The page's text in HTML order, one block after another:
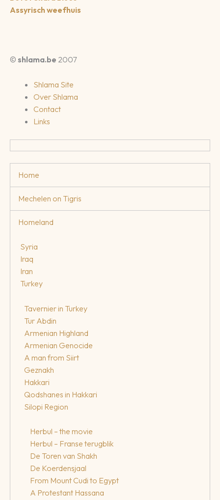
Assyrisch weefhuis
© shlama.be 2007
Shlama Site
Over Shlama
Contact
Links
Home
Mechelen on Tigris
Homeland
Syria
Iraq
Iran
Turkey
Tavernier in Turkey
Tur Abdin
Armenian Highland
Armenian Genocide
A man from Siirt
Geznakh
Hakkari
Qodshanes in Hakkari
Silopi Region
Herbul – the movie
Herbul – Franse terugblik
De Toren van Shakh
De Koerdensjaal
From Mount Cudi to Egypt
A Protestant Hassana